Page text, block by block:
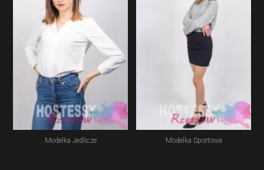
Modelka Jedlicze Modelka Sportowa